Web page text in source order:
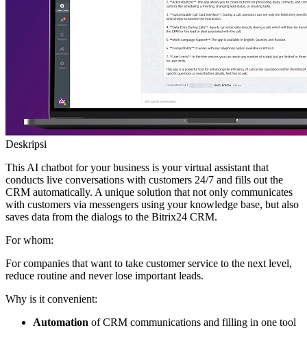
Deskripsi
This AI chatbot for your business is your virtual assistant that
conducts live conversations with customers 24/7 and fills out the
CRM automatically. A unique solution that not only communicates
with customers via messengers using your knowledge base, but also
saves data from the dialogs to the Bitrix24 CRM.
For whom:
For companies that want to take customer service to the next level,
reduce routine and never lose important leads.
Why is it convenient:
Automation of CRM communications and filling in one tool